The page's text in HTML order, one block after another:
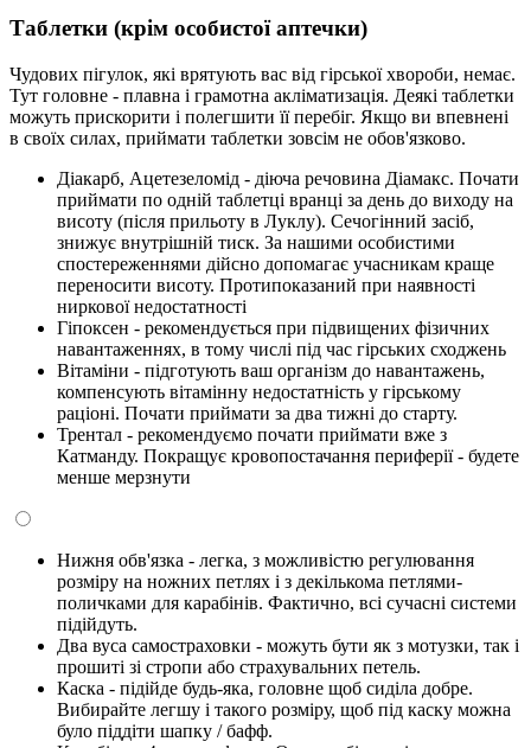
Таблетки (крім особистої аптечки)
Чудових пігулок, які врятують вас від гірської хвороби, немає.
Тут головне - плавна і грамотна акліматизація. Деякі таблетки
можуть прискорити і полегшити її перебіг. Якщо ви впевнені
в своїх силах, приймати таблетки зовсім не обов'язково.
Діакарб, Ацетезеломід - діюча речовина Діамакс. Почати
приймати по одній таблетці вранці за день до виходу на
висоту (після прильоту в Луклу). Сечогінний засіб,
знижує внутрішній тиск. За нашими особистими
спостереженнями дійсно допомагає учасникам краще
переносити висоту. Протипоказаний при наявності
ниркової недостатності
Гіпоксен - рекомендується при підвищених фізичних
навантаженнях, в тому числі під час гірських сходжень
Вітаміни - підготують ваш організм до навантажень,
компенсують вітамінну недостатність у гірському
раціоні. Почати приймати за два тижні до старту.
Трентал - рекомендуємо почати приймати вже з
Катманду. Покращує кровопостачання периферії - будете
менше мерзнути
Нижня обв'язка - легка, з можливістю регулювання
розміру на ножних петлях і з декількома петлями-
поличками для карабінів. Фактично, всі сучасні системи
підійдуть.
Два вуса самостраховки - можуть бути як з мотузки, так і
прошиті зі стропи або страхувальних петель.
Каска - підійде будь-яка, головне щоб сиділа добре.
Вибирайте легшу і такого розміру, щоб під каску можна
було піддіти шапку / бафф.